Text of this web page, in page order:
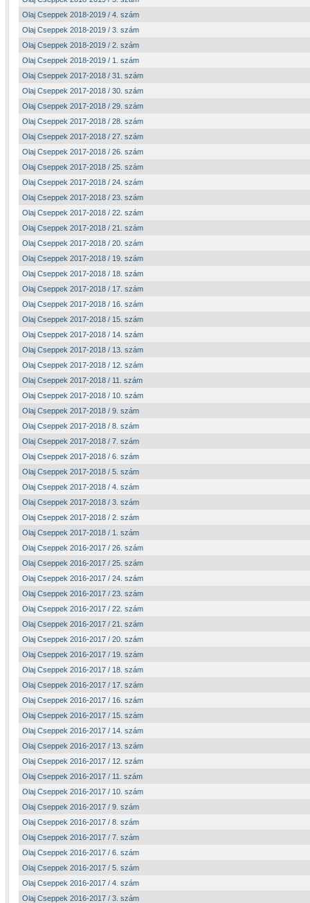
Olaj Cseppek 2018-2019 / 4. szám
Olaj Cseppek 2018-2019 / 3. szám
Olaj Cseppek 2018-2019 / 2. szám
Olaj Cseppek 2018-2019 / 1. szám
Olaj Cseppek 2017-2018 / 31. szám
Olaj Cseppek 2017-2018 / 30. szám
Olaj Cseppek 2017-2018 / 29. szám
Olaj Cseppek 2017-2018 / 28. szám
Olaj Cseppek 2017-2018 / 27. szám
Olaj Cseppek 2017-2018 / 26. szám
Olaj Cseppek 2017-2018 / 25. szám
Olaj Cseppek 2017-2018 / 24. szám
Olaj Cseppek 2017-2018 / 23. szám
Olaj Cseppek 2017-2018 / 22. szám
Olaj Cseppek 2017-2018 / 21. szám
Olaj Cseppek 2017-2018 / 20. szám
Olaj Cseppek 2017-2018 / 19. szám
Olaj Cseppek 2017-2018 / 18. szám
Olaj Cseppek 2017-2018 / 17. szám
Olaj Cseppek 2017-2018 / 16. szám
Olaj Cseppek 2017-2018 / 15. szám
Olaj Cseppek 2017-2018 / 14. szám
Olaj Cseppek 2017-2018 / 13. szám
Olaj Cseppek 2017-2018 / 12. szám
Olaj Cseppek 2017-2018 / 11. szám
Olaj Cseppek 2017-2018 / 10. szám
Olaj Cseppek 2017-2018 / 9. szám
Olaj Cseppek 2017-2018 / 8. szám
Olaj Cseppek 2017-2018 / 7. szám
Olaj Cseppek 2017-2018 / 6. szám
Olaj Cseppek 2017-2018 / 5. szám
Olaj Cseppek 2017-2018 / 4. szám
Olaj Cseppek 2017-2018 / 3. szám
Olaj Cseppek 2017-2018 / 2. szám
Olaj Cseppek 2017-2018 / 1. szám
Olaj Cseppek 2016-2017 / 26. szám
Olaj Cseppek 2016-2017 / 25. szám
Olaj Cseppek 2016-2017 / 24. szám
Olaj Cseppek 2016-2017 / 23. szám
Olaj Cseppek 2016-2017 / 22. szám
Olaj Cseppek 2016-2017 / 21. szám
Olaj Cseppek 2016-2017 / 20. szám
Olaj Cseppek 2016-2017 / 19. szám
Olaj Cseppek 2016-2017 / 18. szám
Olaj Cseppek 2016-2017 / 17. szám
Olaj Cseppek 2016-2017 / 16. szám
Olaj Cseppek 2016-2017 / 15. szám
Olaj Cseppek 2016-2017 / 14. szám
Olaj Cseppek 2016-2017 / 13. szám
Olaj Cseppek 2016-2017 / 12. szám
Olaj Cseppek 2016-2017 / 11. szám
Olaj Cseppek 2016-2017 / 10. szám
Olaj Cseppek 2016-2017 / 9. szám
Olaj Cseppek 2016-2017 / 8. szám
Olaj Cseppek 2016-2017 / 7. szám
Olaj Cseppek 2016-2017 / 6. szám
Olaj Cseppek 2016-2017 / 5. szám
Olaj Cseppek 2016-2017 / 4. szám
Olaj Cseppek 2016-2017 / 3. szám